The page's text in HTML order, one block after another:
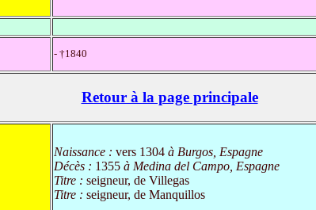
- †1840
Retour à la page principale
Naissance : vers 1304 à Burgos, Espagne
Décès : 1355 à Medina del Campo, Espagne
Titre : seigneur, de Villegas
Titre : seigneur, de Manquillos